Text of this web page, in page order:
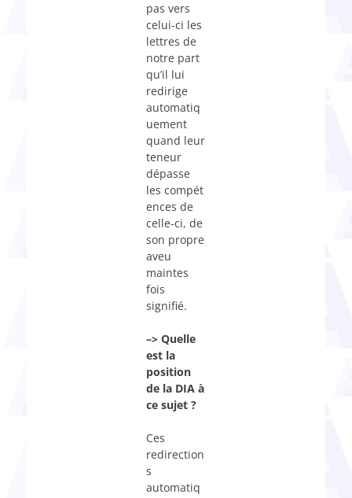
pas vers
celui-ci les
lettres de
notre part
qu’il lui
redirige
automatiq
uement
quand leur
teneur
dépasse
les compét
ences de
celle-ci, de
son propre
aveu
maintes
fois
signifié.
–> Quelle
est la
position
de la DIA à
ce sujet ?
Ces
redirection
s
automatiq